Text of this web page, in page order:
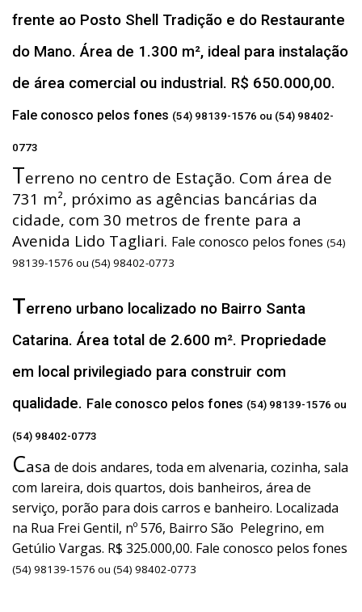
frente ao Posto Shell Tradição e do Restaurante
do Mano. Área de 1.300 m², ideal para instalação
de área comercial ou industrial. R$ 650.000,00.
Fale conosco pelos fones (54) 98139-1576 ou (54) 98402-
0773
Terreno no centro de Estação. Com área de
731 m², próximo as agências bancárias da
cidade, com 30 metros de frente para a
Avenida Lido Tagliari. Fale conosco pelos fones (54)
98139-1576 ou (54) 98402-0773
Terreno urbano localizado no Bairro Santa
Catarina. Área total de 2.600 m². Propriedade
em local privilegiado para construir com
qualidade. Fale conosco pelos fones (54) 98139-1576 ou
(54) 98402-0773
Casa de dois andares, toda em alvenaria, cozinha, sala
com lareira, dois quartos, dois banheiros, área de
serviço, porão para dois carros e banheiro. Localizada
na Rua Frei Gentil, nº 576, Bairro São Pelegrino, em
Getúlio Vargas. R$ 325.000,00. Fale conosco pelos fones
(54) 98139-1576 ou (54) 98402-0773